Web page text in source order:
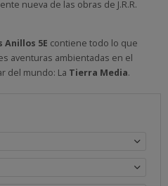
nueva de las obras de J.R.R.
Anillos 5E contiene todo lo que
aventuras ambientadas en el
del mundo: La Tierra Media.